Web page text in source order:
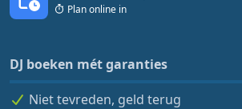
Plan online in
DJ boeken mét garanties
Niet tevreden, geld terug